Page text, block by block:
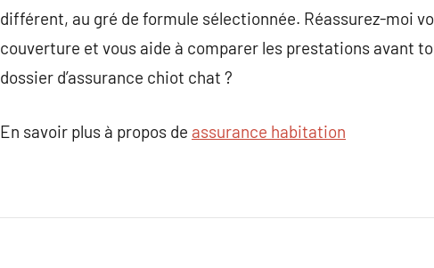
différent, au gré de formule sélectionnée. Réassurez-moi
couverture et vous aide à comparer les prestations avant
dossier d’assurance chiot chat ?
En savoir plus à propos de assurance habitation